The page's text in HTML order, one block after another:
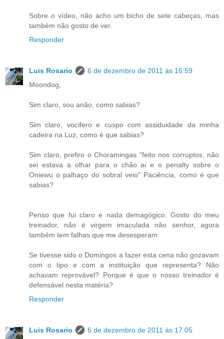
Sobre o vídeo, não acho um bicho de sete cabeças, mas
também não gosto de ver.
Responder
Luis Rosario
6 de dezembro de 2011 às 16:59
Moondog,
Sim claro, sou anão, como sabias?
Sim claro, vocifero e cuspo com assiduidade da minha
cadeira na Luz, como é que sabias?
Sim claro, prefiro o Choramingas "feito nos corruptos, não
sei estava a olhar para o chão ai e o penalty sobre o
Oniewu o palhaço do sobral veio" Paciência, como é que
sabias?
Penso que fui claro e nada demagógico. Gosto do meu
treinador, não é virgem imaculada não senhor, agora
também tem falhas que me desesperam.
Se tivesse sido o Domingos a fazer esta cena não gozavam
com o tipo e com a instituição que representa? Não
achavam reprovável? Porque é que o nosso treinador é
defensável nesta matéria?
Responder
Luis Rosario
6 de dezembro de 2011 às 17:05